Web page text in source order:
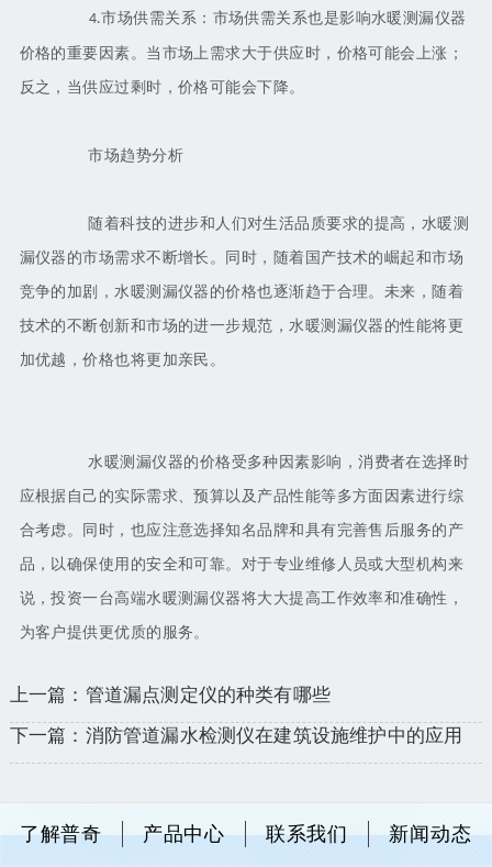
4.市场供需关系：市场供需关系也是影响水暖测漏仪器
价格的重要因素。当市场上需求大于供应时，价格可能会上涨；
反之，当供应过剩时，价格可能会下降。
市场趋势分析
随着科技的进步和人们对生活品质要求的提高，水暖测
漏仪器的市场需求不断增长。同时，随着国产技术的崛起和市场
竞争的加剧，水暖测漏仪器的价格也逐渐趋于合理。未来，随着
技术的不断创新和市场的进一步规范，水暖测漏仪器的性能将更
加优越，价格也将更加亲民。
水暖测漏仪器的价格受多种因素影响，消费者在选择时
应根据自己的实际需求、预算以及产品性能等多方面因素进行综
合考虑。同时，也应注意选择知名品牌和具有完善售后服务的产
品，以确保使用的安全和可靠。对于专业维修人员或大型机构来
说，投资一台高端水暖测漏仪器将大大提高工作效率和准确性，
为客户提供更优质的服务。
上一篇：管道漏点测定仪的种类有哪些
下一篇：消防管道漏水检测仪在建筑设施维护中的应用
了解普奇 产品中心 联系我们 新闻动态